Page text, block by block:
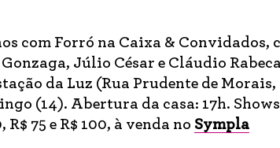
com Forró na Caixa &
Júlio César e Cláudio Rabeca
da Luz (Rua Prudente de
(14). Abertura da casa: 17h.
R$ 75 e R$ 100, à venda no Sympla